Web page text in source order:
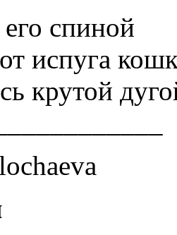
спиной
испуга
крутой